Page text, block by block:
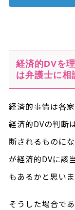
経済的DVを
は弁護士に相
経済的事情は各
経済的DVの判断
断されるものに
が経済的DVに該
もあるかと思いま
そうした場合で